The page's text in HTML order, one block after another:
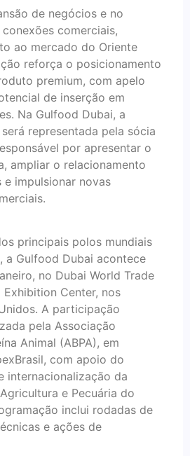
de negócios e no
comerciais,
ao mercado do Oriente
reforça o posicionamento
premium, com apelo
de inserção em
Na Gulfood Dubai, a
representada pela sócia
por apresentar o
ampliar o relacionamento
impulsionar novas
principais polos mundiais
a Gulfood Dubai acontece
no Dubai World Trade
Center, nos
A participação
pela Associação
Animal (ABPA), em
com apoio do
internacionalização da
e Pecuária do
inclui rodadas de
e ações de